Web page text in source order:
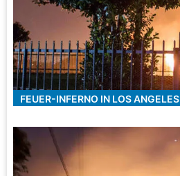
FEUER-INFERNO IN LOS ANGELES